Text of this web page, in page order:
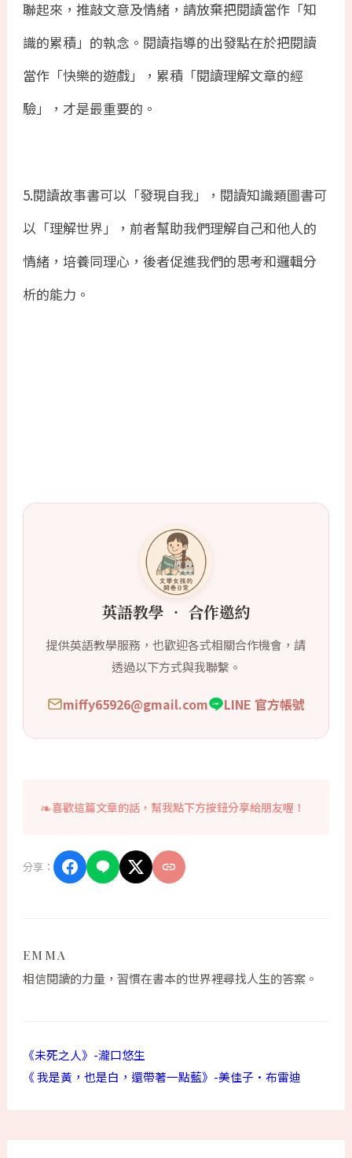
聯起來，推敲文意及情緒，請放棄把閱讀當作「知
識的累積」的執念。閱讀指導的出發點在於把閱讀
當作「快樂的遊戲」，累積「閱讀理解文章的經
驗」，才是最重要的。
5.閱讀故事書可以「發現自我」，閱讀知識類圖書可
以「理解世界」，前者幫助我們理解自己和他人的
情緒，培養同理心，後者促進我們的思考和邏輯分
析的能力。
英語教學 ‧ 合作邀約
提供英語教學服務，也歡迎各式相關合作機會，請
透過以下方式與我聯繫。
miffy65926@gmail.com LINE 官方帳號
喜歡這篇文章的話，幫我點下方按鈕分享給朋友喔！
分享：
EMMA
相信閱讀的力量，習慣在書本的世界裡尋找人生的答案。
《未死之人》-瀧口悠生
《 我是黃，也是白，還帶著一點藍》-美佳子·布雷迪